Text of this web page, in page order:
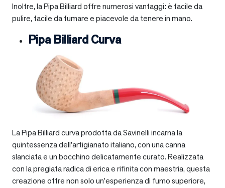
Inoltre, la Pipa Billiard offre numerosi vantaggi: è facile da
pulire, facile da fumare e piacevole da tenere in mano.
Pipa Billiard Curva
La Pipa Billiard curva prodotta da Savinelli incarna la
quintessenza dell’artigianato italiano, con una canna
slanciata e un bocchino delicatamente curato. Realizzata
con la pregiata radica di erica e rifinita con maestria, questa
creazione offre non solo un’esperienza di fumo superiore,